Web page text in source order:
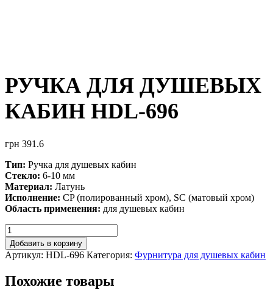
РУЧКА ДЛЯ ДУШЕВЫХ
КАБИН HDL-696
грн 391.6
Тип: Ручка для душевых кабин
Стекло: 6-10 мм
Материал: Латунь
Исполнение: CP (полированный хром), SC (матовый хром)
Область применения: для душевых кабин
Добавить в корзину
Артикул: HDL-696 Категория: Фурнитура для душевых кабин
Похожие товары